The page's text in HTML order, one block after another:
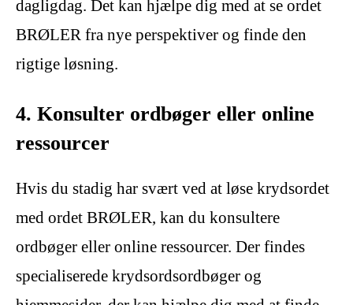
dagligdag. Det kan hjælpe dig med at se ordet
BRØLER fra nye perspektiver og finde den
rigtige løsning.
4. Konsulter ordbøger eller online
ressourcer
Hvis du stadig har svært ved at løse krydsordet
med ordet BRØLER, kan du konsultere
ordbøger eller online ressourcer. Der findes
specialiserede krydsordsordbøger og